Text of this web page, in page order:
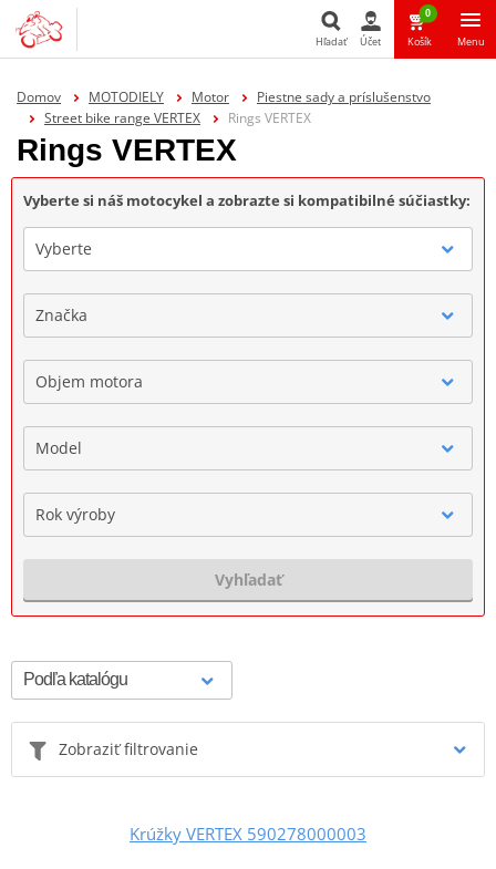
Hľadať
Hľadať Účet
0
Košík Menu
Domov MOTODIELY Motor
Piestne sady a príslušenstvo
Street bike range VERTEX
Rings VERTEX
Rings VERTEX
Vyberte si náš motocykel a zobrazte si kompatibilné súčiastky:
Vyberte
Značka
Objem motora
Model
Rok výroby
Vyhľadať
Zobraziť filtrovanie
Krúžky VERTEX 590278000003